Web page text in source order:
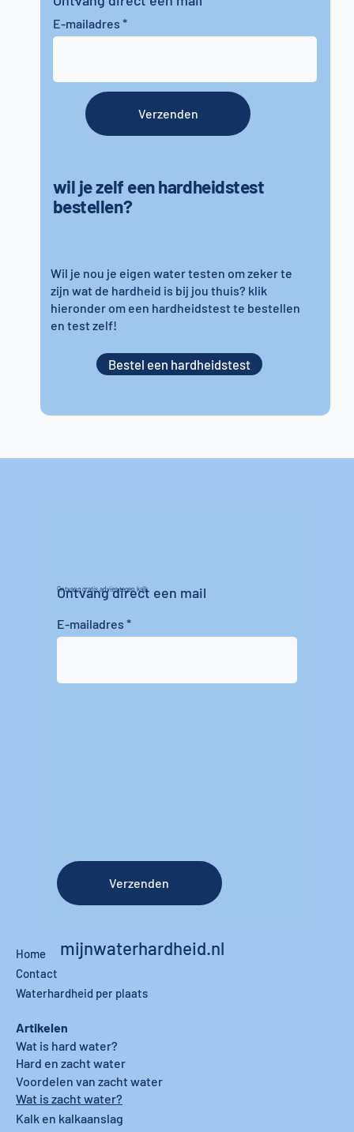
wil je zelf een hardheidstest
bestellen?
E-mailadres
Wil je nou je eigen water testen om zeker te
zijn wat de hardheid is bij jou thuis? klik
hieronder om een hardheidstest te bestellen
en test zelf!
Verzenden
Bestel een hardheidstest
Ontvang gratis advies tegen kalk
Ontvang direct een mail
E-mailadres
Verzenden
mijnwaterhardheid.nl
Home
Contact
Waterhardheid per plaats
Artikelen
Wat is hard water?
Hard en zacht water
Wat is zacht water?
Voordelen van zacht water
Kalk en kalkaanslag